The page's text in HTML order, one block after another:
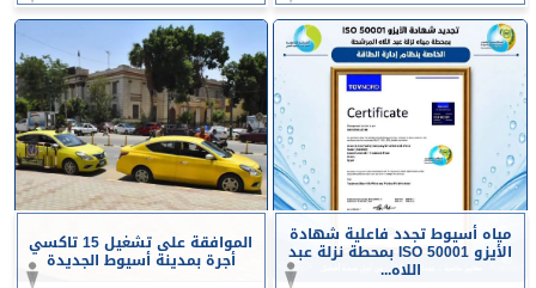
مياه أسيوط تجدد فاعلية شهادة
الأيزو ISO 50001 بمحطة نزلة عبد
اللاه...
الموافقة على تشغيل 15 تاكسي
أجرة بمدينة أسيوط الجديدة